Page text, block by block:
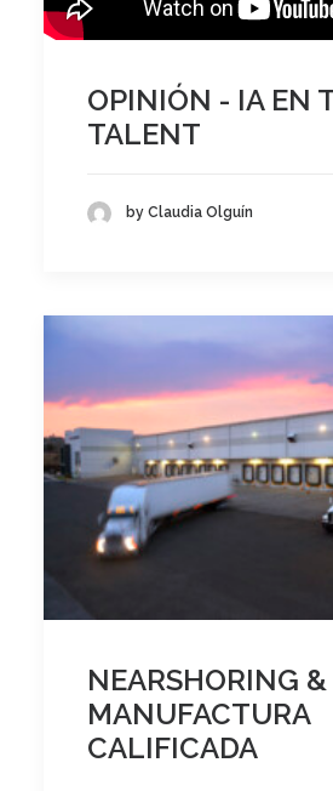
OPINIÓN - IA EN
TALENT
by Claudia Olguín
NEARSHORING &
MANUFACTURA
CALIFICADA